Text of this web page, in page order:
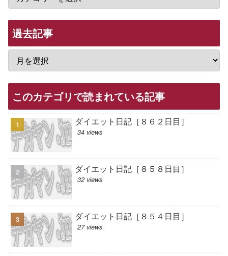
過去記事
このカテゴリで読まれている記事
ダイエット日記［８６２日目］
34 views
ダイエット日記［８５８日目］
32 views
ダイエット日記［８５４日目］
27 views